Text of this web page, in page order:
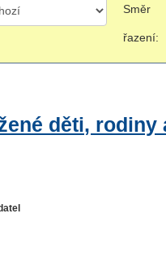
Směr
řazení:
děti, rodiny